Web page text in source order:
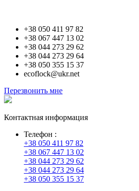
+38 050 411 97 82
+38 067 447 13 02
+38 044 273 29 62
+38 044 273 29 64
+38 050 355 15 37
ecoflock@ukr.net
Перезвонить мне
Контактная информация
Телефон :
+38 050 411 97 82
+38 067 447 13 02
+38 044 273 29 62
+38 044 273 29 64
+38 050 355 15 37